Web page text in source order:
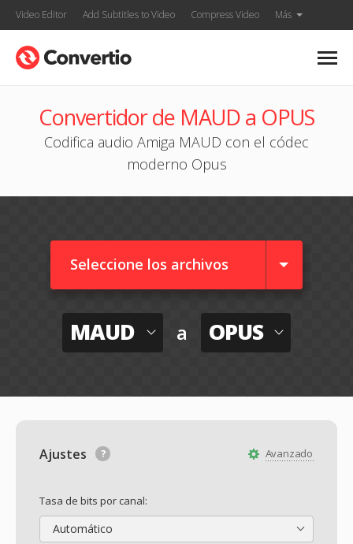
Video Editor Add Subtitles to Video Compress Video Más
Convertidor de MAUD a OPUS
Codifica audio Amiga MAUD con el códec
moderno Opus
Seleccione los archivos
MAUD a OPUS
Avanzado
Ajustes
Tasa de bits por canal:
Automático